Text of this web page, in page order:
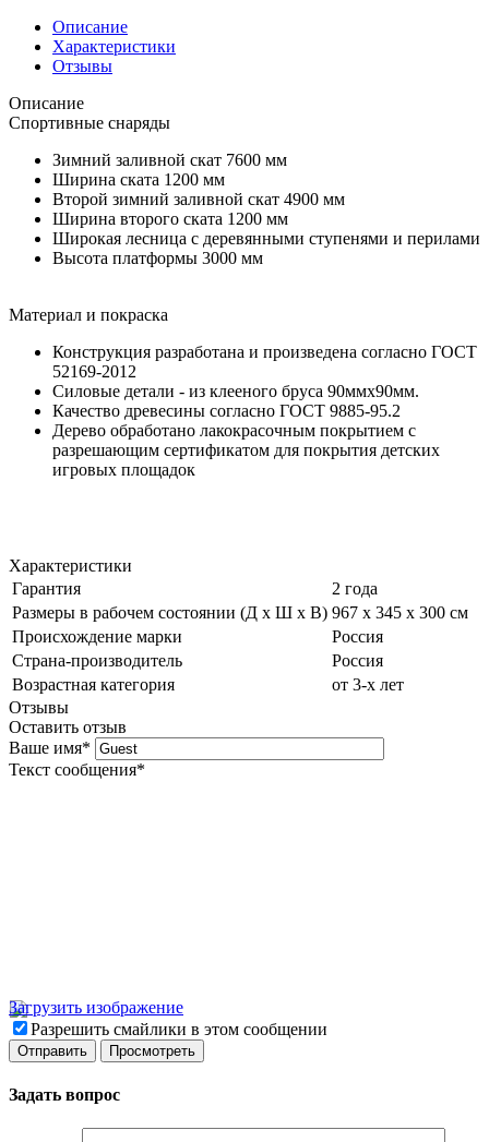
Описание
Характеристики
Отзывы
Описание
Спортивные снаряды
Зимний заливной скат 7600 мм
Ширина ската 1200 мм
Второй зимний заливной скат 4900 мм
Ширина второго ската 1200 мм
Широкая лесница с деревянными ступенями и перилами
Высота платформы 3000 мм
Материал и покраска
Конструкция разработана и произведена согласно ГОСТ
52169-2012
Силовые детали - из клееного бруса 90ммх90мм.
Качество древесины согласно ГОСТ 9885-95.2
Дерево обработано лакокрасочным покрытием с
разрешающим сертификатом для покрытия детских
игровых площадок
Характеристики
Гарантия
2 года
Размеры в рабочем состоянии (Д х Ш х В) 967 х 345 х 300 см
Происхождение марки
Россия
Страна-производитель
Россия
Возрастная категория
от 3-х лет
Отзывы
Оставить отзыв
Ваше имя*
Текст сообщения*
Загрузить изображение
Разрешить смайлики в этом сообщении
Задать вопрос